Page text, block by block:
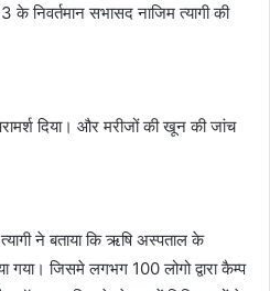
के निवर्तमान सभासद नाजिम त्यागी की
दिया। और मरीजों की खून की जांच
ने बताया कि ऋषि अस्पताल के
गया। जिसमे लगभग 100 लोगो द्वारा कैम्प